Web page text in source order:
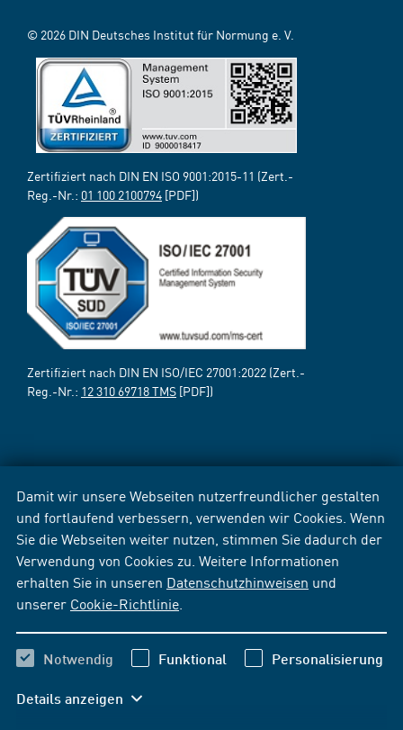
Damit wir unsere Webseiten nutzerfreundlicher gestalten
und fortlaufend verbessern, verwenden wir Cookies. Wenn
Sie die Webseiten weiter nutzen, stimmen Sie dadurch der
Verwendung von Cookies zu. Weitere Informationen
erhalten Sie in unseren Datenschutzhinweisen und
unserer Cookie-Richtlinie
Notwendig Funktional Personalisierung
Details anzeigen
© 2026 DIN Deutsches Institut für Normung e. V.
Zertifiziert nach DIN EN ISO 9001:2015-11 (Zert.-
Reg.-Nr.: 01 100 2100794 [PDF])
Zertifiziert nach DIN EN ISO/IEC 27001:2022 (Zert.-
Reg.-Nr.: 12 310 69718 TMS [PDF])